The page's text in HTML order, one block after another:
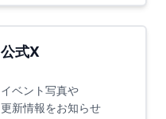
公式X
イベント写真や
更新情報をお知らせ